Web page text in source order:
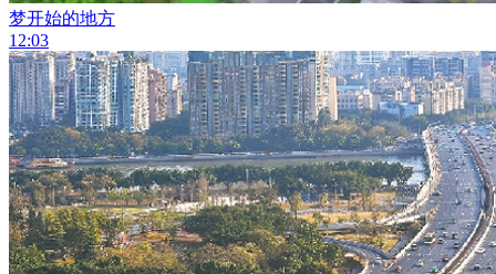
梦开始的地方
12:03